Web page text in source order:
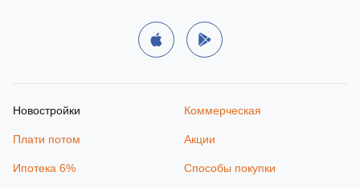
Новостройки Коммерческая
Плати потом Акции
Ипотека 6% Способы покупки